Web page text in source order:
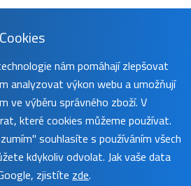
nám pomáhají zlepšovat
analyzovat výkon webu a umožňují
ve výběru správného zboží. V
které cookies můžeme používat.
souhlasíte s používáním všech
kdykoliv odvolat. Jak vaše data
zjistítezde.